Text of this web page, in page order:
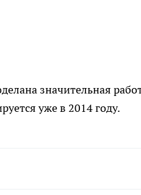
значительная
уже в 2014 году.